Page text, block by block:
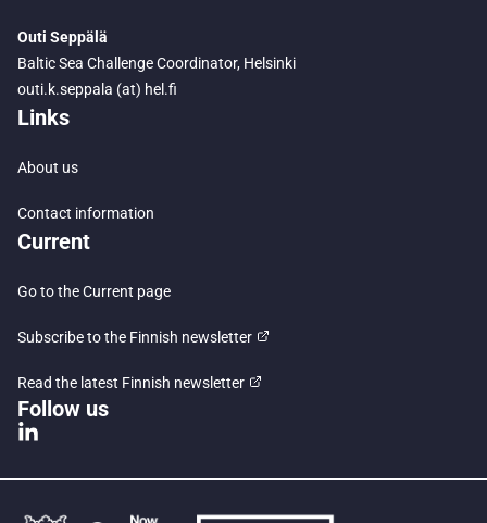
Outi Seppälä
Baltic Sea Challenge Coordinator, Helsinki
outi.k.seppala (at) hel.fi
Links
About us
Contact information
Current
Go to the Current page
Subscribe to the Finnish newsletter
Read the latest Finnish newsletter
Follow us